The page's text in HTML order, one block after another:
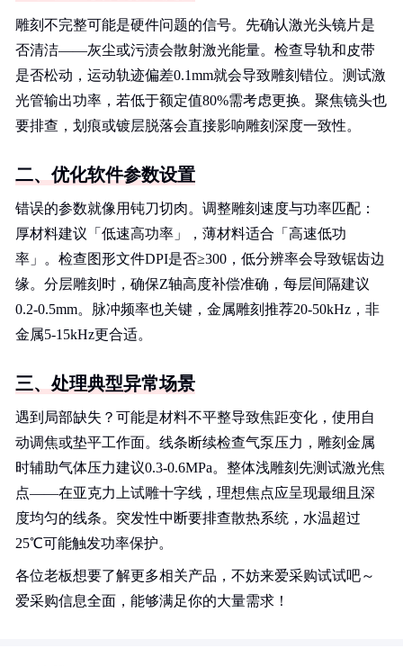
雕刻不完整可能是硬件问题的信号。先确认激光头镜片是
否清洁——灰尘或污渍会散射激光能量。检查导轨和皮带
是否松动，运动轨迹偏差0.1mm就会导致雕刻错位。测试激
光管输出功率，若低于额定值80%需考虑更换。聚焦镜头也
要排查，划痕或镀层脱落会直接影响雕刻深度一致性。
二、优化软件参数设置
错误的参数就像用钝刀切肉。调整雕刻速度与功率匹配：
厚材料建议「低速高功率」，薄材料适合「高速低功
率」。检查图形文件DPI是否≥300，低分辨率会导致锯齿边
缘。分层雕刻时，确保Z轴高度补偿准确，每层间隔建议
0.2-0.5mm。脉冲频率也关键，金属雕刻推荐20-50kHz，非
金属5-15kHz更合适。
三、处理典型异常场景
遇到局部缺失？可能是材料不平整导致焦距变化，使用自
动调焦或垫平工作面。线条断续检查气泵压力，雕刻金属
时辅助气体压力建议0.3-0.6MPa。整体浅雕刻先测试激光焦
点——在亚克力上试雕十字线，理想焦点应呈现最细且深
度均匀的线条。突发性中断要排查散热系统，水温超过
25℃可能触发功率保护。
各位老板想要了解更多相关产品，不妨来爱采购试试吧～
爱采购信息全面，能够满足你的大量需求！